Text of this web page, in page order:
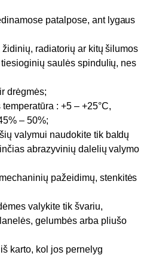
patalpose, ant lygaus
radiatorių ar kitų šilumos
saulės spindulių, nes
drėgmės;
: +5 – +25°C,
– 50%;
valymui naudokite tik baldų
abrazyvinių dalelių valymo
pažeidimų, stenkitės
valykite tik švariu,
gelumbės arba pliušo
karto, kol jos pernelyg